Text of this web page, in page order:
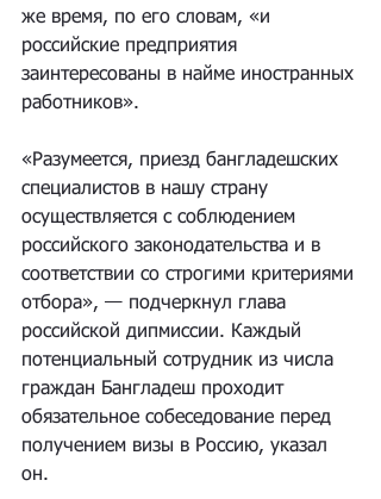
же время, по его словам, «и
российские предприятия
заинтересованы в найме иностранных
работников».
«Разумеется, приезд бангладешских
специалистов в нашу страну
осуществляется с соблюдением
российского законодательства и в
соответствии со строгими критериями
отбора», — подчеркнул глава
российской дипмиссии. Каждый
потенциальный сотрудник из числа
граждан Бангладеш проходит
обязательное собеседование перед
получением визы в Россию, указал
он.